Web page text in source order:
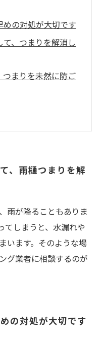
の対処が大切です
、つまりを解消し
まりを未然に防ご
、雨樋つまりを解
雨が降ることもありま
てしまうと、水漏れや
います。そのような場
グ業者に相談するのが
の対処が大切です